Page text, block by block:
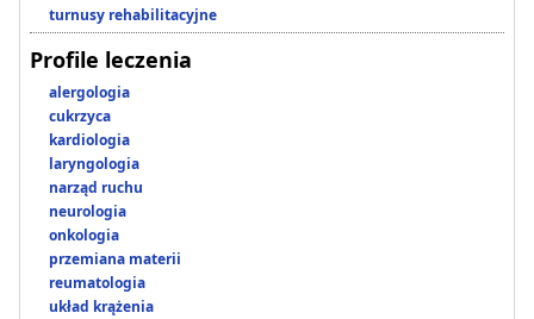
turnusy rehabilitacyjne
Profile leczenia
alergologia
cukrzyca
kardiologia
laryngologia
narząd ruchu
neurologia
onkologia
przemiana materii
reumatologia
układ krążenia